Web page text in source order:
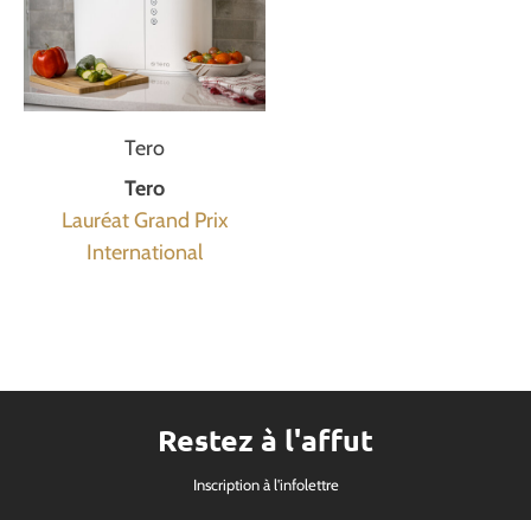
Tero
Tero
Lauréat Grand Prix
International
Restez à l'affut
Inscription à l'infolettre